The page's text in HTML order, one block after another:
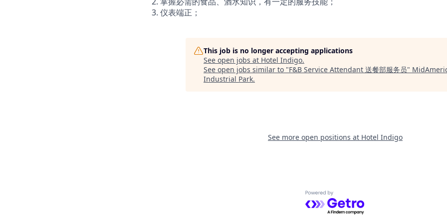
3. 仪表端正；
This job is no longer accepting applications
See open jobs at Hotel Indigo.
See open jobs similar to "F&B Service Attendant 送餐部服务员"
Industrial Park.
See more open positions at Hotel Indigo
Powered by Getro.com